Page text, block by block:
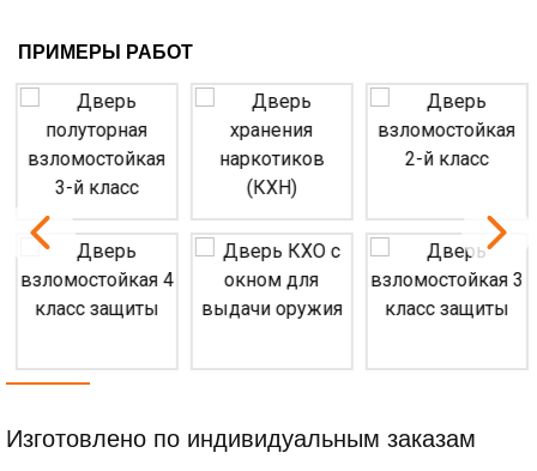
ПРИМЕРЫ РАБОТ
Изготовлено по индивидуальным заказам